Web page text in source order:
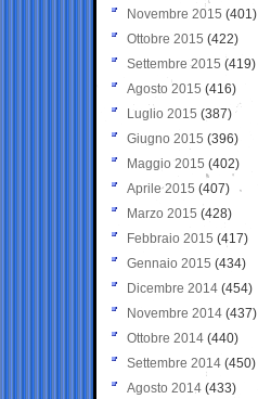
Novembre 2015 (401)
Ottobre 2015 (422)
Settembre 2015 (419)
Agosto 2015 (416)
Luglio 2015 (387)
Giugno 2015 (396)
Maggio 2015 (402)
Aprile 2015 (407)
Marzo 2015 (428)
Febbraio 2015 (417)
Gennaio 2015 (434)
Dicembre 2014 (454)
Novembre 2014 (437)
Ottobre 2014 (440)
Settembre 2014 (450)
Agosto 2014 (433)